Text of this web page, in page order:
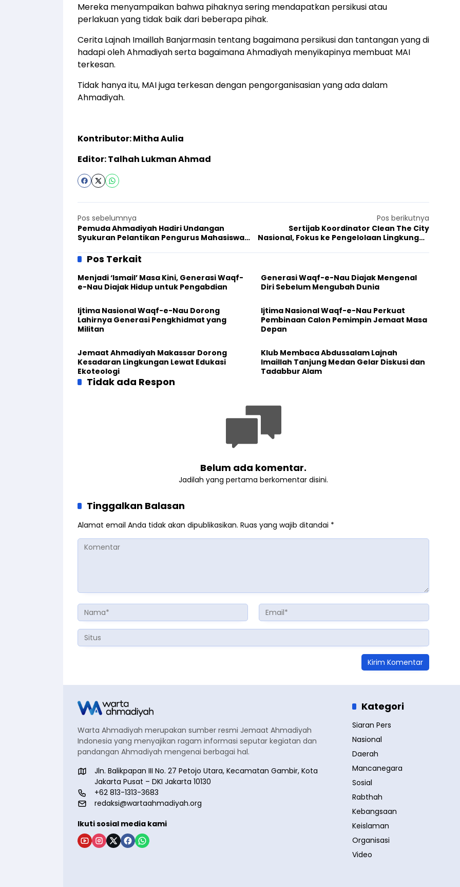
Mereka menyampaikan bahwa pihaknya sering mendapatkan persikusi atau
perlakuan yang tidak baik dari beberapa pihak.
Cerita Lajnah Imaillah Banjarmasin tentang bagaimana persikusi dan tantangan yang di
hadapi oleh Ahmadiyah serta bagaimana Ahmadiyah menyikapinya membuat MAI
terkesan.
Tidak hanya itu, MAI juga terkesan dengan pengorganisasian yang ada dalam
Ahmadiyah.
Kontributor: Mitha Aulia
Editor: Talhah Lukman Ahmad
Pos sebelumnya
Pemuda Ahmadiyah Hadiri Undangan
Syukuran Pelantikan Pengurus Mahasiswa
Pos berikutnya
Sertijab Koordinator Clean The City
Nasional, Fokus ke Pengelolaan Lingkungan
Pos Terkait
Menjadi ‘Ismail’ Masa Kini, Generasi Waqf-
e-Nau Diajak Hidup untuk Pengabdian
Generasi Waqf-e-Nau Diajak Mengenal
Diri Sebelum Mengubah Dunia
Ijtima Nasional Waqf-e-Nau Dorong
Lahirnya Generasi Pengkhidmat yang
Militan
Ijtima Nasional Waqf-e-Nau Perkuat
Pembinaan Calon Pemimpin Jemaat Masa
Depan
Jemaat Ahmadiyah Makassar Dorong
Kesadaran Lingkungan Lewat Edukasi
Ekoteologi
Klub Membaca Abdussalam Lajnah
Imaillah Tanjung Medan Gelar Diskusi dan
Tadabbur Alam
Tidak ada Respon
Belum ada komentar.
Jadilah yang pertama berkomentar disini.
Tinggalkan Balasan
Alamat email Anda tidak akan dipublikasikan. Ruas yang wajib ditandai *
Warta Ahmadiyah merupakan sumber resmi Jemaat Ahmadiyah
Indonesia yang menyajikan ragam informasi seputar kegiatan dan
pandangan Ahmadiyah mengenai berbagai hal.
Jln. Balikpapan III No. 27 Petojo Utara, Kecamatan Gambir, Kota
Jakarta Pusat – DKI Jakarta 10130
+62 813-1313-3683
redaksi@wartaahmadiyah.org
Ikuti sosial media kami
Kategori
Siaran Pers
Nasional
Daerah
Mancanegara
Sosial
Rabthah
Kebangsaan
Keislaman
Organisasi
Video